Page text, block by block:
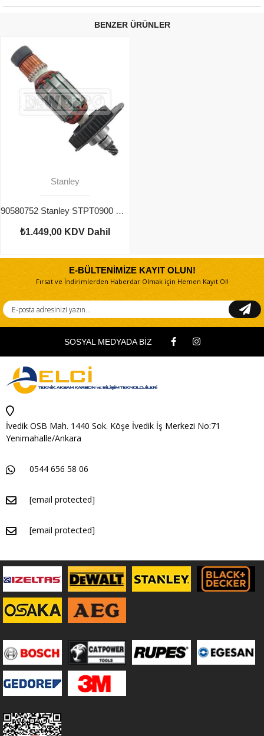
BENZER ÜRÜNLER
Stanley
90580752 Stanley STPT0900 Endüvi
₺1.449,00 KDV Dahil
E-BÜLTENİMİZE KAYIT OLUN!
Fırsat ve İndirimlerden Haberdar Olmak için Hemen Kayıt Ol!
SOSYAL MEDYADA BİZ
İvedik OSB Mah. 1440 Sok. Köşe İvedik İş Merkezi No:71
Yenimahalle/Ankara
0544 656 58 06
[email protected]
[email protected]